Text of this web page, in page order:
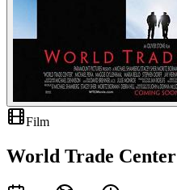
Film
World Trade Center